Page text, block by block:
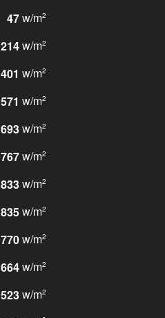
47w/m2
214w/m2
401 w/m2
571 w/m2
693w/m2
767w/m2
833w/m2
835w/m2
770w/m2
664w/m2
523w/m2